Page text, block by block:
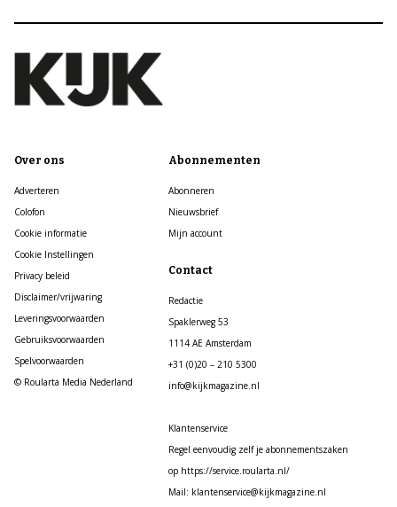
Over ons
Adverteren
Colofon
Cookie informatie
Cookie Instellingen
Privacy beleid
Disclaimer/vrijwaring
Leveringsvoorwaarden
Gebruiksvoorwaarden
Spelvoorwaarden
© Roularta Media Nederland
Abonnementen
Abonneren
Nieuwsbrief
Mijn account
Contact
Redactie
Spaklerweg 53
1114 AE Amsterdam
+31 (0)20 – 210 5300
info@kijkmagazine.nl
Klantenservice
Regel eenvoudig zelf je abonnementszaken
op https://service.roularta.nl/
Mail: klantenservice@kijkmagazine.nl